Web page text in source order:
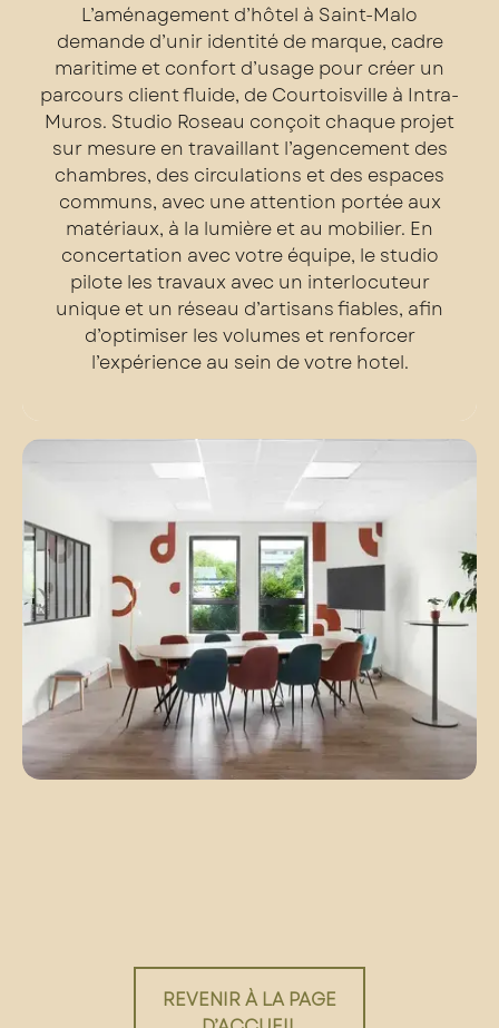
L’aménagement d’hôtel à Saint-Malo
demande d’unir identité de marque, cadre
maritime et confort d’usage pour créer un
parcours client fluide, de Courtoisville à Intra-
Muros. Studio Roseau conçoit chaque projet
sur mesure en travaillant l’agencement des
chambres, des circulations et des espaces
communs, avec une attention portée aux
matériaux, à la lumière et au mobilier. En
concertation avec votre équipe, le studio
pilote les travaux avec un interlocuteur
unique et un réseau d’artisans fiables, afin
d’optimiser les volumes et renforcer
l’expérience au sein de votre hotel.
REVENIR À LA PAGE